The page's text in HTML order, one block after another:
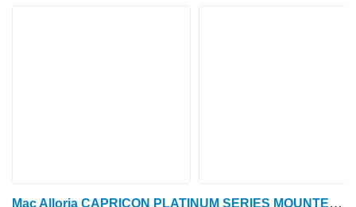
Mac Alloria CAPRICON PLATINUM SERIES MOUNTED TYPED LIFTED MODELS